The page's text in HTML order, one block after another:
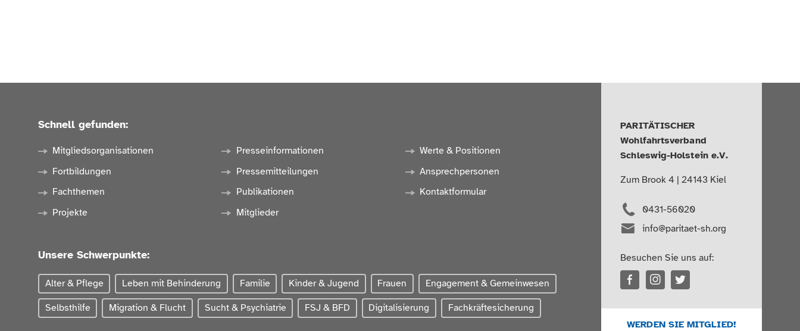
Schnell gefunden:
Mitgliedsorganisationen
Fortbildungen
Fachthemen
Projekte
Presseinformationen
Pressemitteilungen
Publikationen
Mitglieder
Werte & Positionen
Ansprechpersonen
Kontaktformular
Unsere Schwerpunkte:
Alter & Pflege Leben mit Behinderung Familie Kinder & Jugend Frauen Engagement & Gemeinwesen
Selbsthilfe Migration & Flucht Sucht & Psychiatrie FSJ & BFD Digitalisierung Fachkräftesicherung
PARITÄTISCHER
Wohlfahrtsverband
Schleswig-Holstein e.V.
Zum Brook 4 | 24143 Kiel
0431-56020
info@paritaet-sh.org
Besuchen Sie uns auf:
WERDEN SIE MITGLIED!